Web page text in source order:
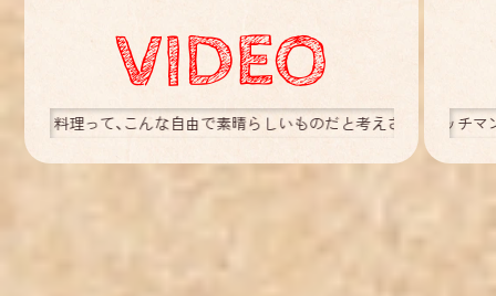
な自由で素晴らしいものだと考えさせられました。(Text: Tuffy) /
VIDEO
たチャリティソング。西田敏行やサンドウィッチマンなど東北に縁
/COMMENT/ ジブリの名作『風の谷のナウシカ』原作漫画。戦